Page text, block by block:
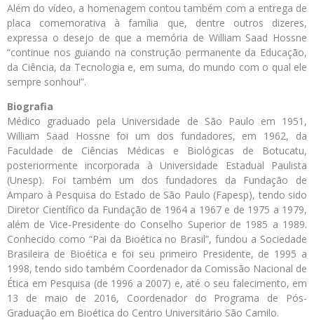
Além do vídeo, a homenagem contou também com a entrega de
placa comemorativa à família que, dentre outros dizeres,
expressa o desejo de que a memória de William Saad Hossne
“continue nos guiando na construção permanente da Educação,
da Ciência, da Tecnologia e, em suma, do mundo com o qual ele
sempre sonhou!”.
Biografia
Médico graduado pela Universidade de São Paulo em 1951,
William Saad Hossne foi um dos fundadores, em 1962, da
Faculdade de Ciências Médicas e Biológicas de Botucatu,
posteriormente incorporada à Universidade Estadual Paulista
(Unesp). Foi também um dos fundadores da Fundação de
Amparo à Pesquisa do Estado de São Paulo (Fapesp), tendo sido
Diretor Científico da Fundação de 1964 a 1967 e de 1975 a 1979,
além de Vice-Presidente do Conselho Superior de 1985 a 1989.
Conhecido como “Pai da Bioética no Brasil”, fundou a Sociedade
Brasileira de Bioética e foi seu primeiro Presidente, de 1995 a
1998, tendo sido também Coordenador da Comissão Nacional de
Ética em Pesquisa (de 1996 a 2007) e, até o seu falecimento, em
13 de maio de 2016, Coordenador do Programa de Pós-
Graduação em Bioética do Centro Universitário São Camilo.